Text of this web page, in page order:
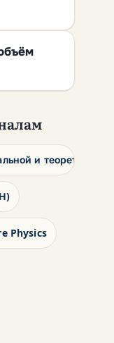
и
Physics